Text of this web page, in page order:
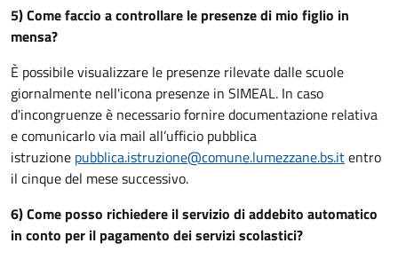
5) Come faccio a controllare le presenze di mio figlio in
mensa?
È possibile visualizzare le presenze rilevate dalle scuole
giornalmente nell'icona presenze in SIMEAL. In caso
d'incongruenze è necessario fornire documentazione relativa
e comunicarlo via mail all’ufficio pubblica
istruzione pubblica.istruzione@comune.lumezzane.bs.itentro
il cinque del mese successivo.
6) Come posso richiedere il servizio di addebito automatico
in conto per il pagamento dei servizi scolastici?